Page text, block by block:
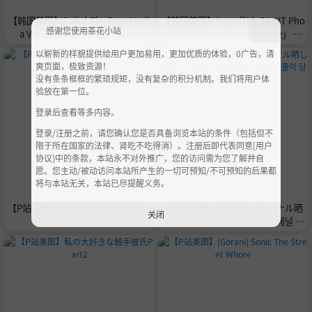
【韩国美图】Suji 수지 – Pure Medi
a Vol.341 「Wet Body Suit」
【韩国美图】Yuna 유나, SAINT Pho
tolife Vol.51 「Pretty Savage」 Se
t.01
【P站美图】[Warabimochi] 参上！
【P站美图】[わらびもち] アナル晒
しが当たり前の日常風景3｜애널 노
感谢您使用茶花小站
以崭新的样貌提供给用户更加易用，更加优质的体验，0广告，清
爽页面，极致资源！
没有条条框框的繁琐规矩，没有复杂的积分机制。我们将用户体
验放在第一位。
登录后查看等多内容。
登录/注册之前，请您确认您是否具备浏览本站的条件（包括但不
限于所在国家的法律、肾吃不吃得消）。注册后即代表同意[用户
协议]中的条款，本站永不对外推广，您的访问需为您了解并自
愿。您主动/被动访问本站所产生的一切可预知/不可预知的后果都
将与本站无关，本站已尽提醒义务。
关闭